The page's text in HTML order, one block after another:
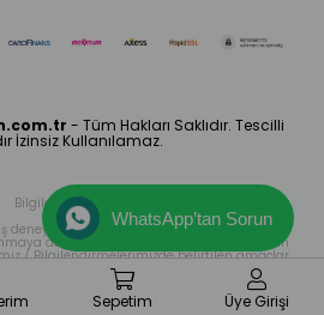
- Tüm Hakları Saklıdır. Tescilli
İzinsiz Kullanılamaz.
Bilgilendirme
deneyimi sunabilmek icin sitemizde çerez
devam ettiğinizde çerezler ile toplanan
/ Bilgilendirmelerimizde belirtilen amaçlar
uygun olarak kullanılacaktır.
WhatsApp’tan Sorun
Sepetim Üye Girişi